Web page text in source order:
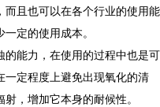
且也可以在各个行业的使用能
定的使用成本。
能力，在使用的过程中也是可
定程度上避免出现氧化的清
，增加它本身的耐候性。